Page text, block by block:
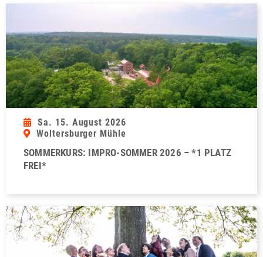
Sa. 15. August 2026
Woltersburger Mühle
SOMMERKURS: IMPRO-SOMMER 2026 – *1 PLATZ
FREI*